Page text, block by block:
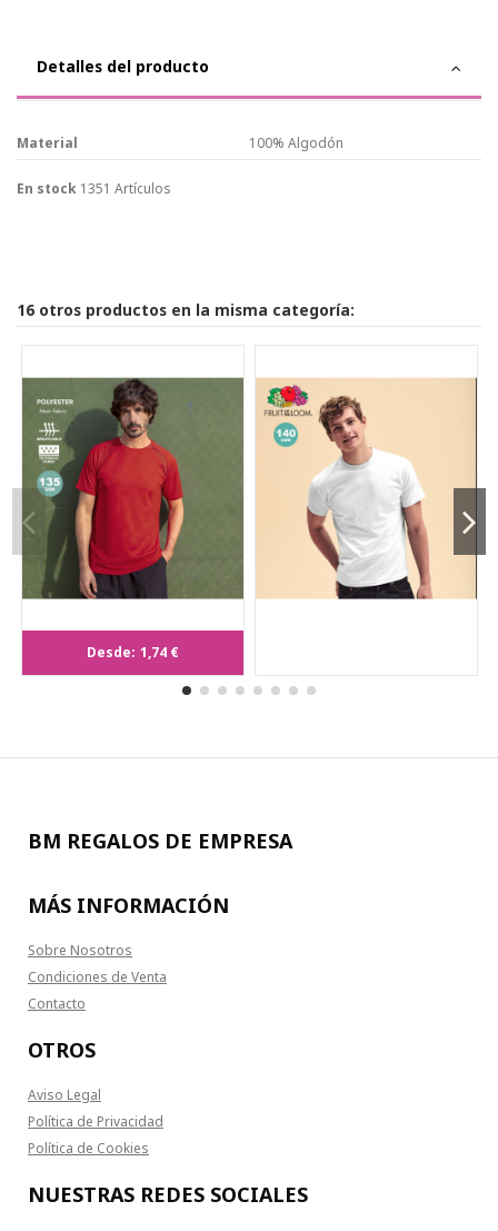
Detalles del producto
Material 100% Algodón
En stock 1351 Artículos
16 otros productos en la misma categoría:
Desde: 1,74 €
BM REGALOS DE EMPRESA
MÁS INFORMACIÓN
Sobre Nosotros
Condiciones de Venta
Contacto
OTROS
Aviso Legal
Política de Privacidad
Política de Cookies
NUESTRAS REDES SOCIALES